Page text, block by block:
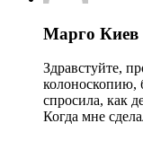
Марго Киев
Здравстуйте,
колоноскопию,
спросила, как
Когда мне